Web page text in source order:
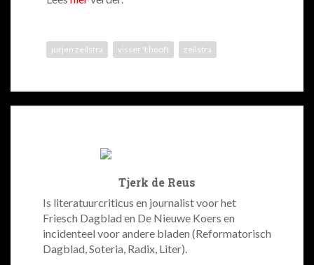
jurjen zeilstra visser 't hooft zeilstra
Tjerk de Reus
Is literatuurcriticus en journalist voor het
Friesch Dagblad en De Nieuwe Koers en
incidenteel voor andere bladen (Reformatorisch
Dagblad, Soteria, Radix, Liter).